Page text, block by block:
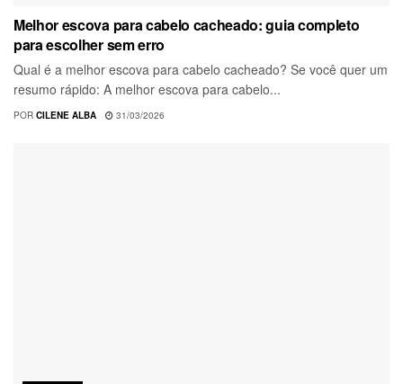
Melhor escova para cabelo cacheado: guia completo
para escolher sem erro
Qual é a melhor escova para cabelo cacheado? Se você quer um
resumo rápido: A melhor escova para cabelo...
POR CILENE ALBA 31/03/2026